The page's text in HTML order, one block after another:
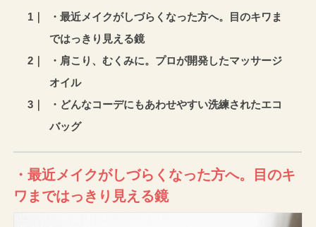
・最近メイクがしづらくなった方へ。目のキワま
ではっきり見える鏡
・肩こり、むくみに。プロが開発したマッサージ
オイル
・どんなコーデにもあわせやすい洗練されたエコ
バッグ
・最近メイクがしづらくなった方へ。目のキ
ワまではっきり見える鏡